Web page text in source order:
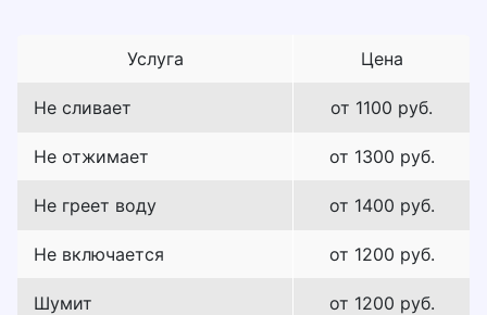
Услуга Цена
Не сливает от 1100 руб.
Не отжимает от 1300 руб.
Не греет воду от 1400 руб.
Не включается от 1200 руб.
Шумит от 1200 руб.